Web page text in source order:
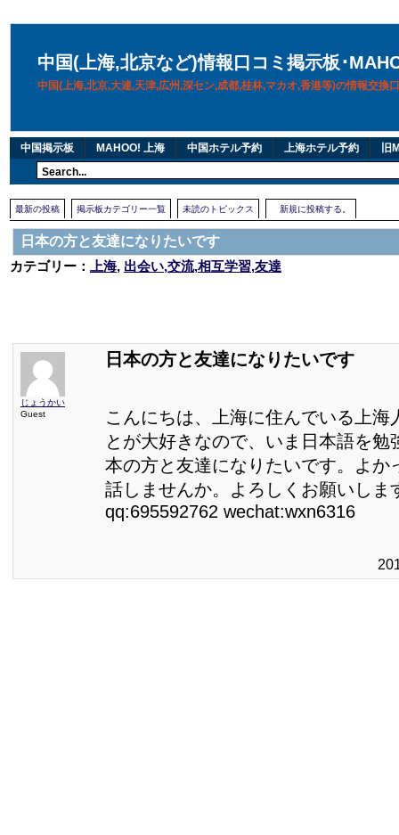
中国(上海,北京など)情報口コミ掲示板･
中国(上海,北京,大連,天津,広州,深セン,成都,桂林,マカオ,香港等)の情報交換
中国掲示板 MAHOO! 上海 中国ホテル予約 上海ホテル予約 旧
最新の投稿 掲示板カテゴリー一覧 未読のトピックス 新規に投稿する。
日本の方と友達になりたいです
カテゴリー：
上海, 出会い,交流,相互学習,友達
じょうかい
Guest
日本の方と友達になりたいです
こんにちは、上海に住んでいる上海
とが大好きなので、いま日本語を勉
本の方と友達になりたいです。よか
話しませんか。よろしくお願いしま
qq:695592762 wechat:wxn6316